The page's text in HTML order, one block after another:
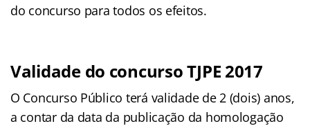
do concurso para todos os efeitos.
Validade do concurso TJPE 2017
O Concurso Público terá validade de 2 (dois) anos,
a contar da data da publicação da homologação